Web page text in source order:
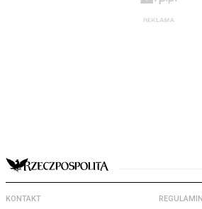
KONTAKT REGULAMIN